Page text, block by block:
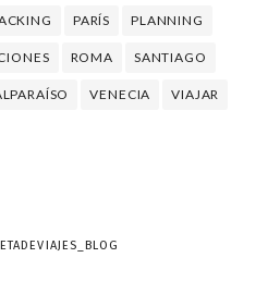
PARÍS PLANNING
ROMA SANTIAGO
VENECIA VIAJAR